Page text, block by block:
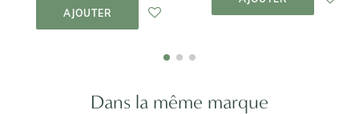
AJOUTER
PANIER
Dans la même marque